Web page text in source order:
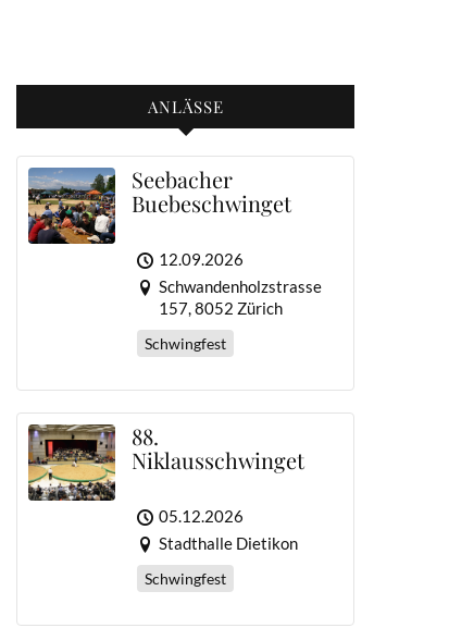
ANLÄSSE
Seebacher
Buebeschwinget
12.09.2026
Schwandenholzstrasse
157, 8052 Zürich
Schwingfest
88.
Niklausschwinget
05.12.2026
Stadthalle Dietikon
Schwingfest